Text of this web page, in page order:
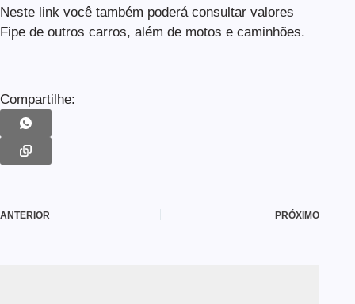
Neste link você também poderá consultar valores
Fipe de outros carros, além de motos e caminhões.
Compartilhe:
ANTERIOR PRÓXIMO